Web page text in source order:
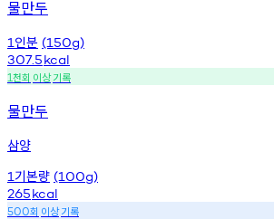
물만두
1 인분 (150g)
307.5kcal
1천회 이상기록
물만두
삼양
1 기본량 (100g)
265kcal
500회 이상기록